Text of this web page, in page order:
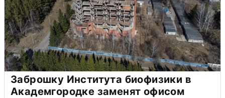
Заброшку Института биофизики в
Академгородке заменят офисом